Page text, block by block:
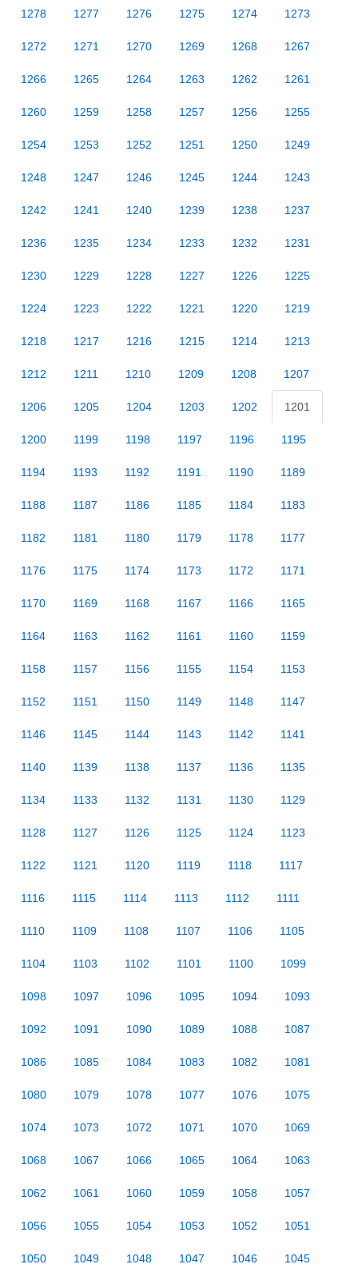
1278 1277 1276 1275 1274 1273
1272 1271 1270 1269 1268 1267
1266 1265 1264 1263 1262 1261
1260 1259 1258 1257 1256 1255
1254 1253 1252 1251 1250 1249
1248 1247 1246 1245 1244 1243
1242 1241 1240 1239 1238 1237
1236 1235 1234 1233 1232 1231
1230 1229 1228 1227 1226 1225
1224 1223 1222 1221 1220 1219
1218 1217 1216 1215 1214 1213
1212 1211 1210 1209 1208 1207
1206 1205 1204 1203 1202 1201
1200 1199 1198 1197 1196 1195
1194 1193 1192 1191 1190 1189
1188 1187 1186 1185 1184 1183
1182 1181 1180 1179 1178 1177
1176 1175 1174 1173 1172 1171
1170 1169 1168 1167 1166 1165
1164 1163 1162 1161 1160 1159
1158 1157 1156 1155 1154 1153
1152 1151 1150 1149 1148 1147
1146 1145 1144 1143 1142 1141
1140 1139 1138 1137 1136 1135
1134 1133 1132 1131 1130 1129
1128 1127 1126 1125 1124 1123
1122 1121 1120 1119 1118 1117
1116 1115 1114 1113 1112 1111
1110 1109 1108 1107 1106 1105
1104 1103 1102 1101 1100 1099
1098 1097 1096 1095 1094 1093
1092 1091 1090 1089 1088 1087
1086 1085 1084 1083 1082 1081
1080 1079 1078 1077 1076 1075
1074 1073 1072 1071 1070 1069
1068 1067 1066 1065 1064 1063
1062 1061 1060 1059 1058 1057
1056 1055 1054 1053 1052 1051
1050 1049 1048 1047 1046 1045